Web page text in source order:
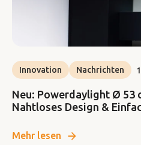
Innovation Nachrichten
Neu: Powerdaylight Ø 53
Nahtloses Design &
Mehr lesen